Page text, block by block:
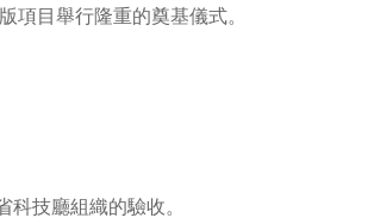
項目舉行隆重的奠基儀式。
科技廳組織的驗收。